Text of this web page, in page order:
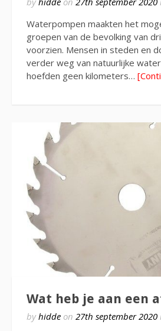
Waterpompen maakten het
groepen van de bevolking van
voorzien. Mensen in steden en
verder weg van natuurlijke
hoefden geen kilometers…
Wat heb je aan een
byhidde on 27th september 2020